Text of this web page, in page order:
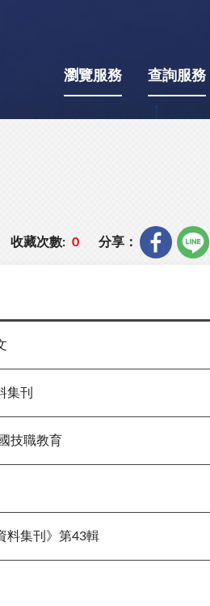
瀏覽服務 查詢服務
收藏次數: 0 分享：
集刊
技職教育
料集刊》第43輯